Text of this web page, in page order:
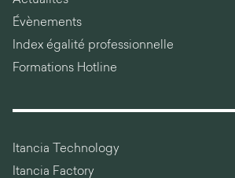
Évènements
Index égalité professionnelle
Formations Hotline
Itancia Technology
Itancia Factory